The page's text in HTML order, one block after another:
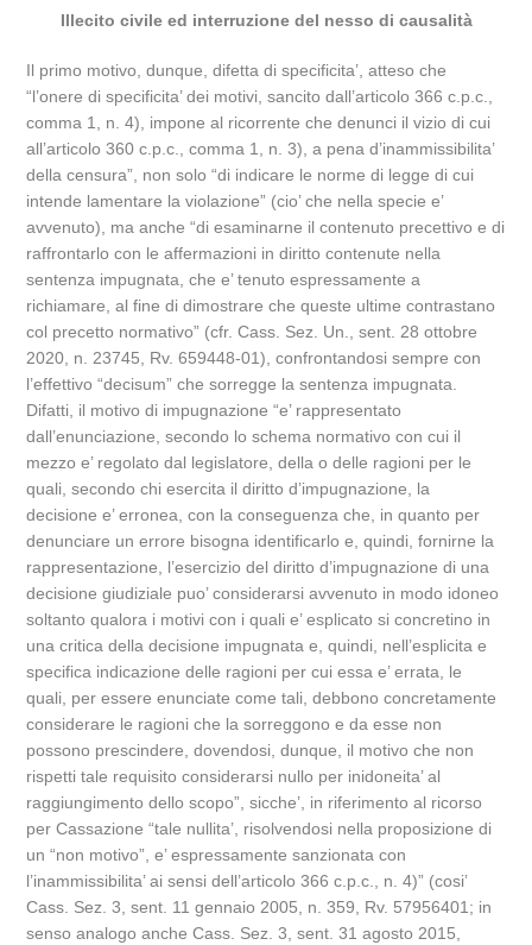
Illecito civile ed interruzione del nesso di causalità
Il primo motivo, dunque, difetta di specificita’, atteso che
“l’onere di specificita’ dei motivi, sancito dall’articolo 366 c.p.c.,
comma 1, n. 4), impone al ricorrente che denunci il vizio di cui
all’articolo 360 c.p.c., comma 1, n. 3), a pena d’inammissibilita’
della censura”, non solo “di indicare le norme di legge di cui
intende lamentare la violazione” (cio’ che nella specie e’
avvenuto), ma anche “di esaminarne il contenuto precettivo e di
raffrontarlo con le affermazioni in diritto contenute nella
sentenza impugnata, che e’ tenuto espressamente a
richiamare, al fine di dimostrare che queste ultime contrastano
col precetto normativo” (cfr. Cass. Sez. Un., sent. 28 ottobre
2020, n. 23745, Rv. 659448-01), confrontandosi sempre con
l’effettivo “decisum” che sorregge la sentenza impugnata.
Difatti, il motivo di impugnazione “e’ rappresentato
dall’enunciazione, secondo lo schema normativo con cui il
mezzo e’ regolato dal legislatore, della o delle ragioni per le
quali, secondo chi esercita il diritto d’impugnazione, la
decisione e’ erronea, con la conseguenza che, in quanto per
denunciare un errore bisogna identificarlo e, quindi, fornirne la
rappresentazione, l’esercizio del diritto d’impugnazione di una
decisione giudiziale puo’ considerarsi avvenuto in modo idoneo
soltanto qualora i motivi con i quali e’ esplicato si concretino in
una critica della decisione impugnata e, quindi, nell’esplicita e
specifica indicazione delle ragioni per cui essa e’ errata, le
quali, per essere enunciate come tali, debbono concretamente
considerare le ragioni che la sorreggono e da esse non
possono prescindere, dovendosi, dunque, il motivo che non
rispetti tale requisito considerarsi nullo per inidoneita’ al
raggiungimento dello scopo”, sicche’, in riferimento al ricorso
per Cassazione “tale nullita’, risolvendosi nella proposizione di
un “non motivo”, e’ espressamente sanzionata con
l’inammissibilita’ ai sensi dell’articolo 366 c.p.c., n. 4)” (cosi’
Cass. Sez. 3, sent. 11 gennaio 2005, n. 359, Rv. 57956401; in
senso analogo anche Cass. Sez. 3, sent. 31 agosto 2015,